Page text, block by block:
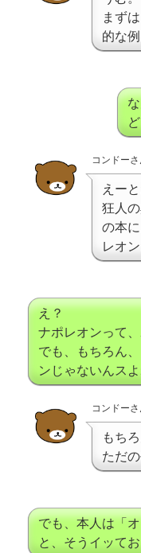
まず
的な
コンドーさ
えー
狂人
の本
レオ
え？
ナポレオンって
でも、もちろん
ンじゃないんス
コンドーさ
もちろ
ただ
でも、本人は「
と、そうイッてお